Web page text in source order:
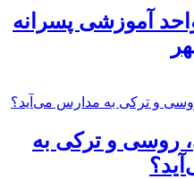
واحد آموزشی پسرانه
روسی و ترکی به